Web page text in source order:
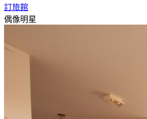
訂旅館
偶像明星